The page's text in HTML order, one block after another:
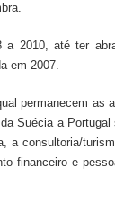
a 2010, até ter
em 2007.
permanecem as
Suécia a Portugal
a consultoria/
financeiro e